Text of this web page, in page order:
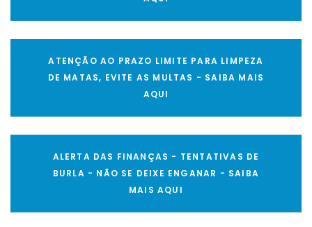
ATENÇÃO AO PRAZO LIMITE PARA LIMPEZA
DE MATAS, EVITE AS MULTAS - SAIBA MAIS
AQUI
ALERTA DAS FINANÇAS - TENTATIVAS DE
BURLA - NÃO SE DEIXE ENGANAR - SAIBA
MAIS AQUI